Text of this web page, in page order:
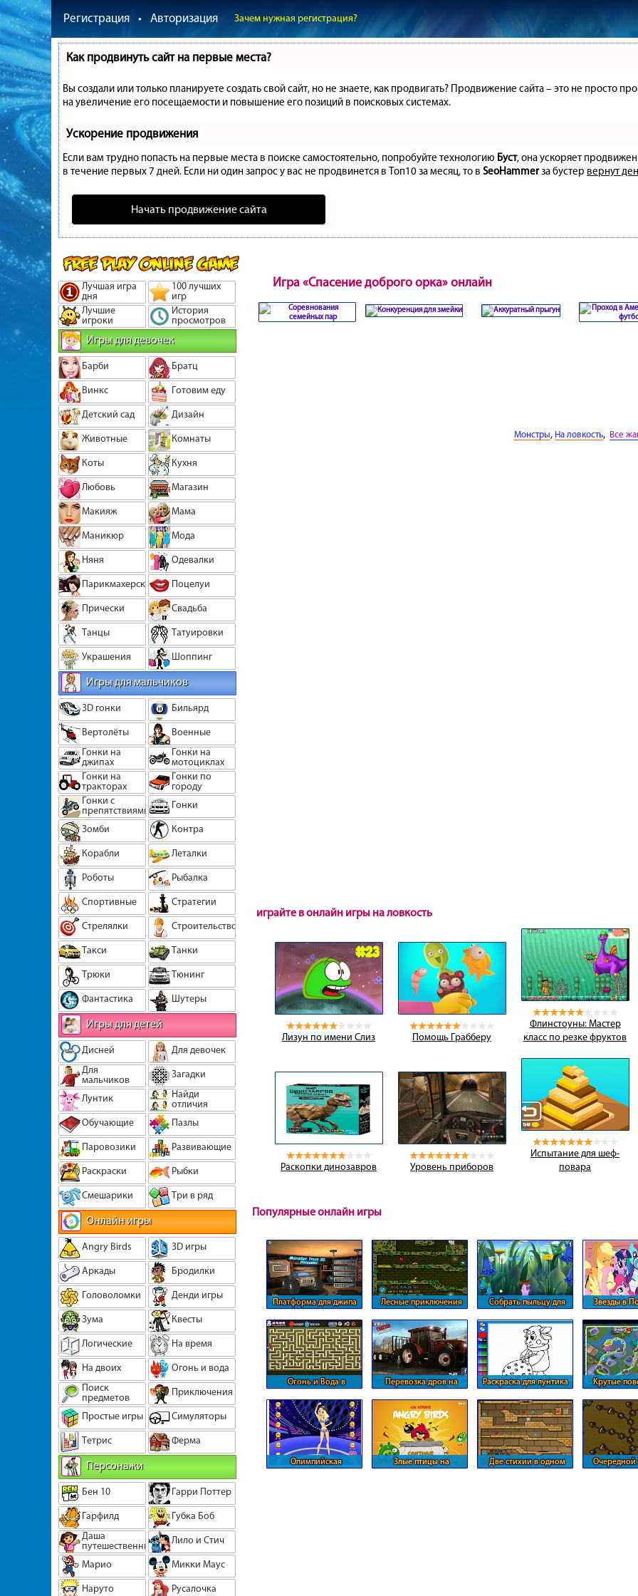
Регистрация • Авторизация Зачем нужная регистрация?
Как продвинуть сайт на первые места?
Вы создали или только планируете создать свой сайт, но не знаете, как продвигать? Продвижение сайта – это не просто
на увеличение его посещаемости и повышение его позиций в поисковых системах.
Ускорение продвижения
Если вам трудно попасть на первые места в поиске самостоятельно, попробуйте технологию Буст, она ускоряет
в течение первых 7 дней. Если ни один запрос у вас не продвинется в Топ10 за месяц, то в SeoHammerза бустер вернут
Начать продвижение сайта
Лучшая игра
дня
100 лучших
игр
Лучшие
игроки
История
просмотров
Игры для девочек
Барби
Братц
Винкс
Готовим еду
Детский сад
Дизайн
Животные
Комнаты
Коты
Кухня
Любовь
Магазин
Макияж
Мама
Маникюр
Мода
Няня
Одевалки
Парикмахерская
Поцелуи
Прически
Свадьба
Танцы
Татуировки
Украшения
Шоппинг
Игры для мальчиков
3D гонки
Бильярд
Вертолёты
Военные
Гонки на
джипах
Гонки на
мотоциклах
Гонки на
тракторах
Гонки по
городу
Гонки с
препятствиями
Гонки
Зомби
Контра
Корабли
Леталки
Роботы
Рыбалка
Спортивные
Стратегии
Стрелялки
Строительство
Такси
Танки
Трюки
Тюнинг
Фантастика
Шутеры
Игры для детей
Дисней
Для девочек
Для
мальчиков
Загадки
Лунтик
Найди
отличия
Обучающие
Пазлы
Паровозики
Развивающие
Раскраски
Рыбки
Смешарики
Три в ряд
Онлайн игры
Angry Birds
3D игры
Аркады
Бродилки
Головоломки
Денди игры
Зума
Квесты
Логические
На время
На двоих
Огонь и вода
Поиск
предметов
Приключения
Простые игры
Симуляторы
Тетрис
Ферма
Персонажи
Бен 10
Гарри Поттер
Гарфилд
Губка Боб
Даша
путешественница
Лило и Стич
Марио
Микки Маус
Наруто
Русалочка
Игра «Спасение доброго орка» онлайн
Монстры, На ловкость, Все
играйте в онлайн игры на ловкость
Лизун по имени Слиз Помощь Грабберу
Флинстоуны: Мастер
класс по резке фруктов
Раскопки динозавров Уровень приборов
Испытание для шеф-
повара
Популярные онлайн игры
Платформа для джипа
Лесные приключения
Собрать пыльцу для
Звезды в
Огонь и Вода в
Перевозка дров на
Раскраска для лунтика
Крутые
Олимпийская
Злые птицы на
Две стихии в одном
Очередной